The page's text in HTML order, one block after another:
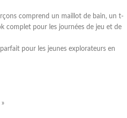
comprend un maillot de bain, un t-
complet pour les journées de jeu et de
pour les jeunes explorateurs en